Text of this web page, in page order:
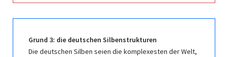
Grund 3: die deutschen Silbenstrukturen
Die deutschen Silben seien die komplexesten der Welt,